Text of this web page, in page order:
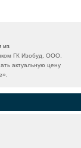
из
ГК Изобуд, ООО.
актуальную цену
».